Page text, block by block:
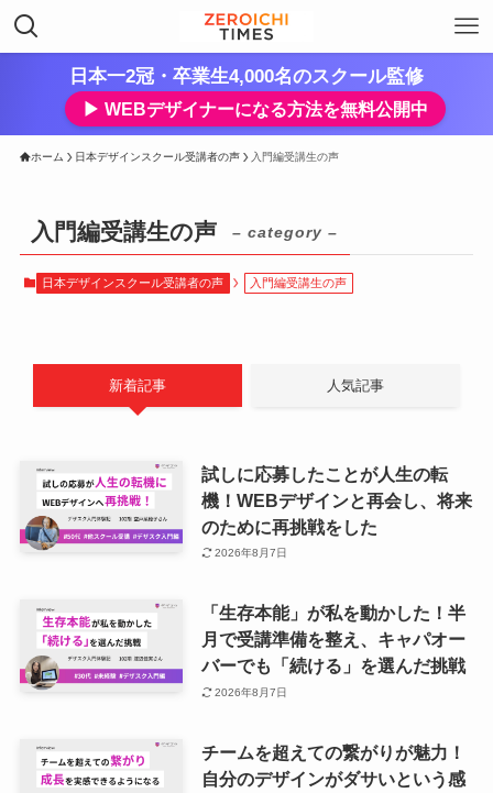
日本一2冠・卒業生4,000名のスクール監修
▶︎ WEBデザイナーになる方法を無料公開中
ホーム 日本デザインスクール受講者の声 入門編受講生の声
入門編受講生の声 – category –
日本デザインスクール受講者の声 入門編受講生の声
新着記事 人気記事
試しに応募したことが人生の転
機！WEBデザインと再会し、将来
のために再挑戦をした
2026年8月7日
「生存本能」が私を動かした！半
月で受講準備を整え、キャパオー
バーでも「続ける」を選んだ挑戦
2026年8月7日
チームを超えての繋がりが魅力！
自分のデザインがダサいという感